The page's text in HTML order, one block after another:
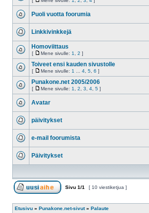
Puoli vuotta foorumia
Linkkivinkkejä
Homoviittaus
[ Mene sivulle: 1 2 ]
Toiveet ensi kauden sivustolle
[ Mene sivulle: 1 4 5 6 ]
Punakone.net 2005/2006
[ Mene sivulle: 1 2 3 4 5 ]
Avatar
päivitykset
e-mail foorumista
Päivitykset
Sivu 1/1 [ 10 viestiketjua ]
Etusivu » Punakone.net-sivut» Palaute